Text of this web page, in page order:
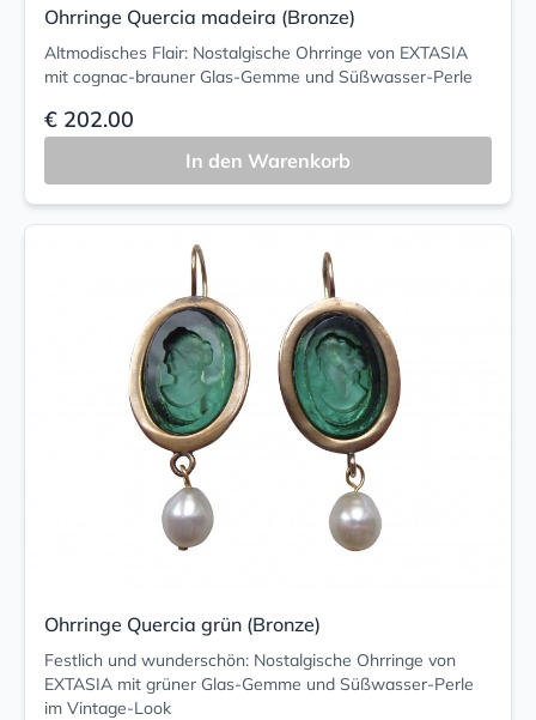
Ohrringe Quercia madeira (Bronze)
Altmodisches Flair: Nostalgische Ohrringe von EXTASIA
mit cognac-brauner Glas-Gemme und Süßwasser-Perle
€ 202.00
In den Warenkorb
Ohrringe Quercia grün (Bronze)
Festlich und wunderschön: Nostalgische Ohrringe von
EXTASIA mit grüner Glas-Gemme und Süßwasser-Perle
im Vintage-Look